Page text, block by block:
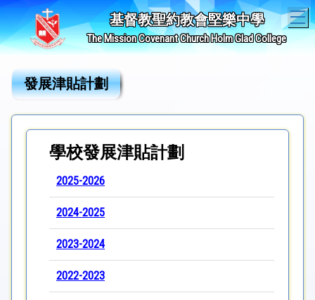
基督教聖約教會堅樂中學
The Mission Covenant Church Holm Glad College
發展津貼計劃
學校發展津貼計劃
2025-2026
2024-2025
2023-2024
2022-2023